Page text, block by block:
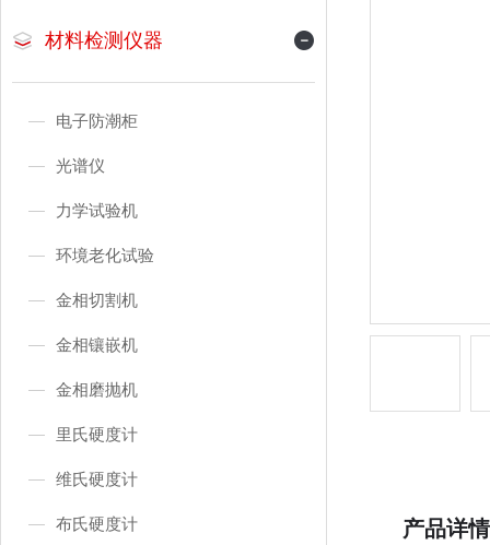
材料检测仪器
电子防潮柜
光谱仪
力学试验机
环境老化试验
金相切割机
金相镶嵌机
金相磨抛机
里氏硬度计
维氏硬度计
布氏硬度计 产品详情